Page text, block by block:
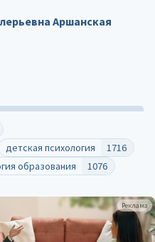
Реклама
детская психология
1716
образования
1076
Аршанская